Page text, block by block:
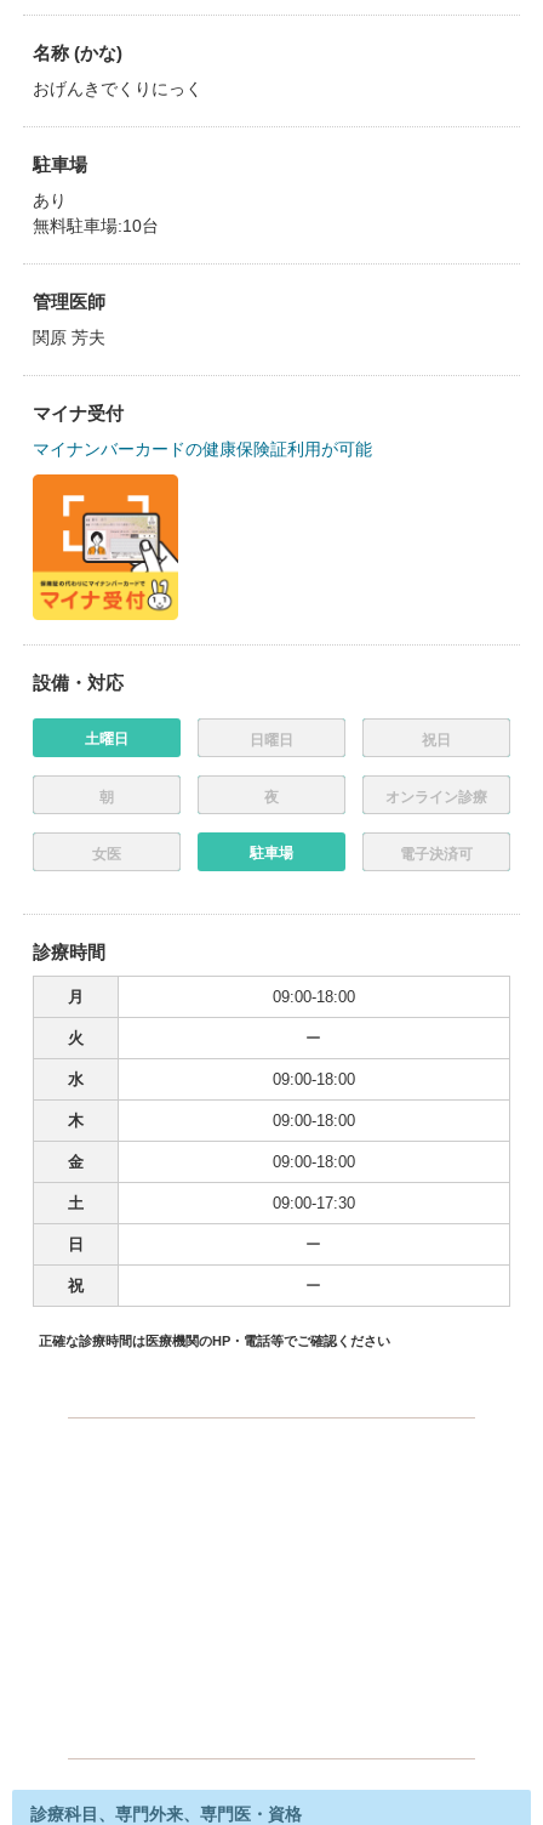
名称 (かな)
おげんきでくりにっく
駐車場
あり
無料駐車場:10台
管理医師
関原 芳夫
マイナ受付
マイナンバーカードの健康保険証利用が可能
設備・対応
土曜日 日曜日 祝日
朝 夜 オンライン診療
女医 駐車場 電子決済可
診療時間
月 09:00-18:00
火 ー
水 09:00-18:00
木 09:00-18:00
金 09:00-18:00
土 09:00-17:30
日 ー
祝 ー
正確な診療時間は医療機関のHP・電話等でご確認ください
診療科目、専門外来、専門医・資格